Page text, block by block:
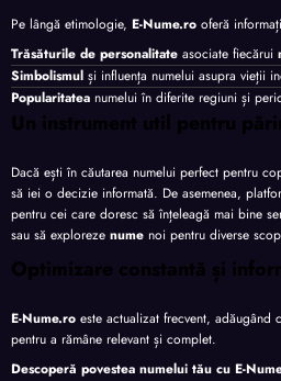
Pe lângă etimologie, E-Nume.ro oferă
Trăsăturile de personalitate asociate fiecărui
Simbolismul și influența numelui asupra vieții
Popularitatea numelui în diferite regiuni și
Un instrument util pentru
Dacă ești în căutarea numelui perfect pentru
să iei o decizie informată. De asemenea,
pentru cei care doresc să înțeleagă mai bine
sau să exploreze nume noi pentru diverse
Optimizare constantă și
E-Nume.ro este actualizat frecvent, adăugând
pentru a rămâne relevant și complet.
Descoperă povestea numelui tău cu E-